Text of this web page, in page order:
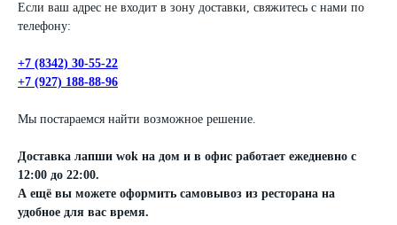
Если ваш адрес не входит в зону доставки, свяжитесь с нами по
телефону:
+7 (8342) 30-55-22
+7 (927) 188-88-96
Мы постараемся найти возможное решение.
Доставка лапши wok на дом и в офис работает ежедневно с
12:00 до 22:00.
А ещё вы можете оформить самовывоз из ресторана на
удобное для вас время.